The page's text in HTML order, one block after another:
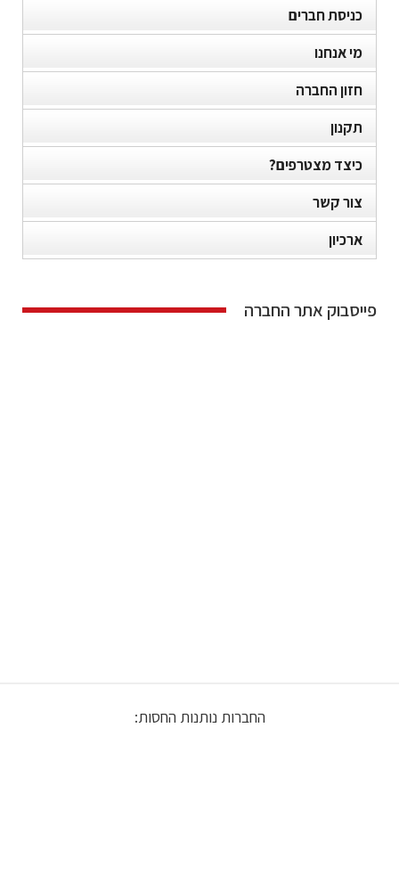
כניסת חברים
מי אנחנו
חזון החברה
תקנון
כיצד מצטרפים?
צור קשר
ארכיון
פייסבוק אתר החברה
החברות נותנות החסות: